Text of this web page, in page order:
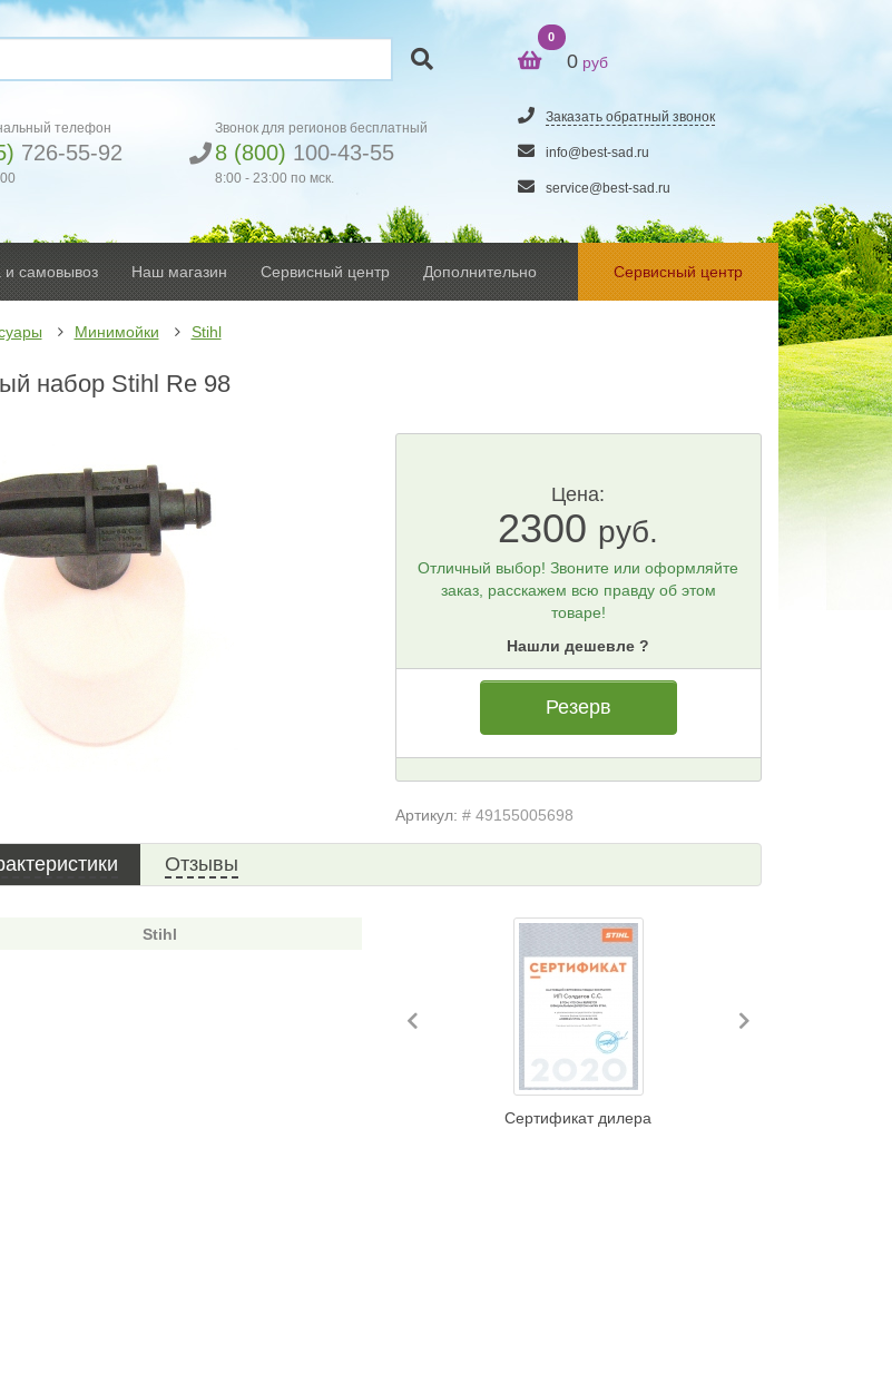
телефон
726-55-92
Звонок для регионов бесплатный
8 (800) 100-43-55
8:00 - 23:00 по мск.
0
0 руб
Заказать обратный звонок
info@best-sad.ru
service@best-sad.ru
и самовывоз Наш магазин Сервисный центр Дополнительно Сервисный центр
Минимойки Stihl
набор Stihl Rе 98
Цена:
2300 руб.
Отличный выбор! Звоните или оформляйте
заказ, расскажем всю правду об этом
товаре!
Нашли дешевле ?
Резерв
Артикул: # 49155005698
Отзывы
Stihl
Сертификат дилера
Previous